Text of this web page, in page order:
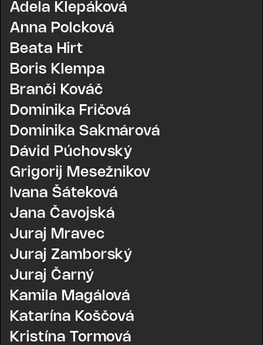
Adela Klepáková
Anna Polcková
Beata Hirt
Boris Klempa
Branči Kováč
Dominika Fričová
Dominika Sakmárová
Dávid Púchovský
Grigorij Mesežnikov
Ivana Šáteková
Jana Čavojská
Juraj Mravec
Juraj Zamborský
Juraj Čarný
Kamila Magálová
Katarína Koščová
Kristína Tormová